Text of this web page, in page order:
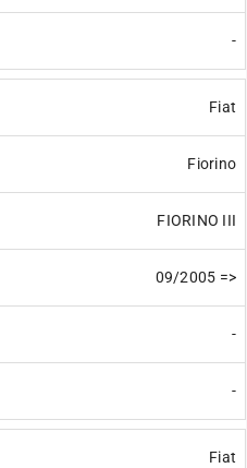
-
Fiat
Fiorino
FIORINO III
09/2005 =>
-
-
Fiat